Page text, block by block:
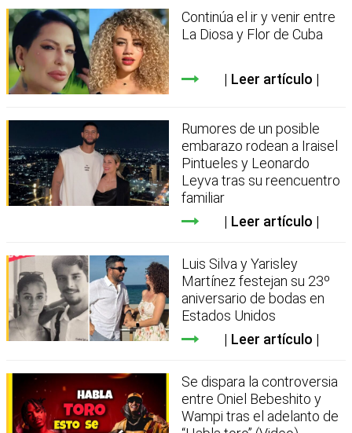
Continúa el ir y venir entre
La Diosa y Flor de Cuba
Leer artículo
Rumores de un posible
embarazo rodean a Iraisel
Pintueles y Leonardo
Leyva tras su reencuentro
familiar
Leer artículo
Luis Silva y Yarisley
Martínez festejan su 23º
aniversario de bodas en
Estados Unidos
Leer artículo
Se dispara la controversia
entre Oniel Bebeshito y
Wampi tras el adelanto de